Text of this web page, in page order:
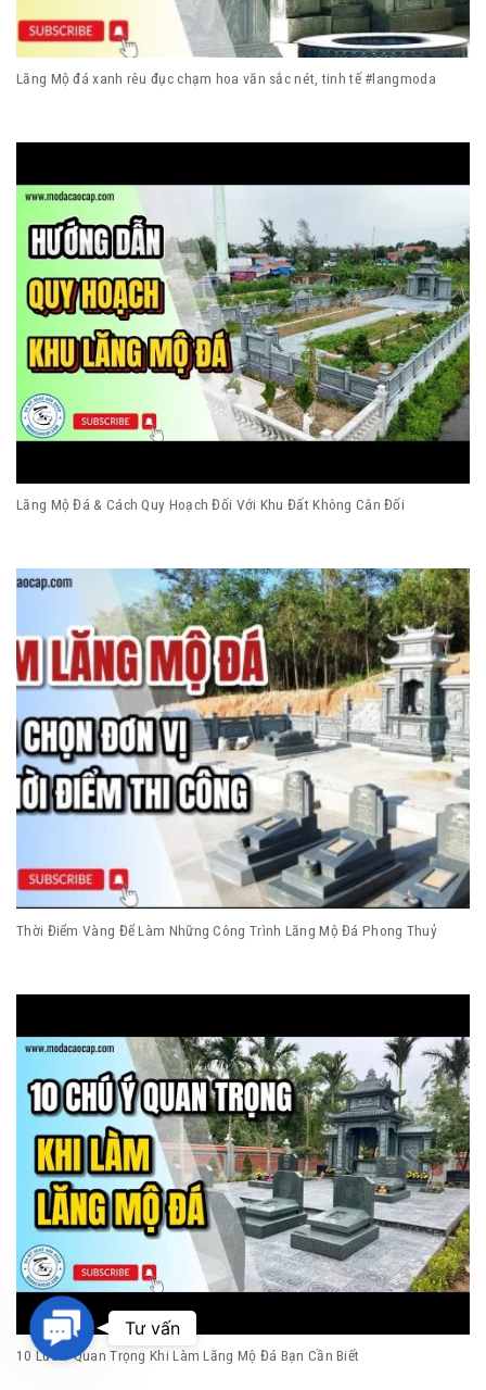
Lăng Mộ đá xanh rêu đục chạm hoa văn sắc nét, tinh tế #langmoda
Lăng Mộ Đá & Cách Quy Hoạch Đối Với Khu Đất Không Cân Đối
Thời Điểm Vàng Để Làm Những Công Trình Lăng Mộ Đá Phong Thuỷ
10 Lưu Ý Quan Trọng Khi Làm Lăng Mộ Đá Bạn Cần Biết
Contact
Us
Tư vấn